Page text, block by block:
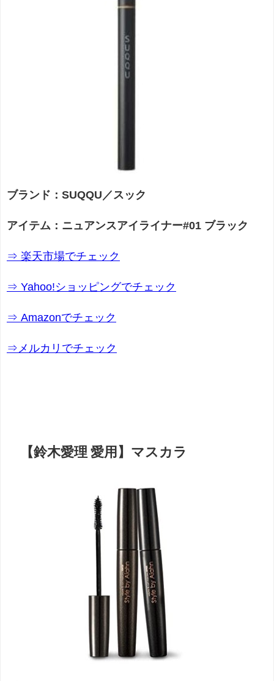
ブランド：SUQQU／スック
アイテム：ニュアンスアイライナー#01 ブラック
⇒ 楽天市場でチェック
⇒ Yahoo!ショッピングでチェック
⇒ Amazonでチェック
⇒メルカリでチェック
【鈴木愛理 愛用】マスカラ